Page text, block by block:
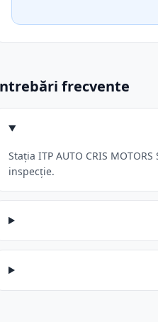
frecvente
Stația ITP AUTO CRIS
inspecție.